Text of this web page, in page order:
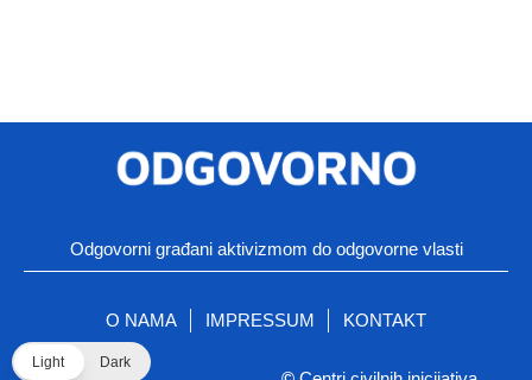
Odgovorni građani aktivizmom do odgovorne vlasti
O NAMA IMPRESSUM KONTAKT
Light Dark